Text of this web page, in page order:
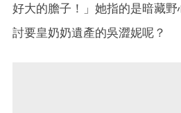
好大的膽子！」她指的是暗藏
討要皇奶奶遺產的吳澀妮呢？